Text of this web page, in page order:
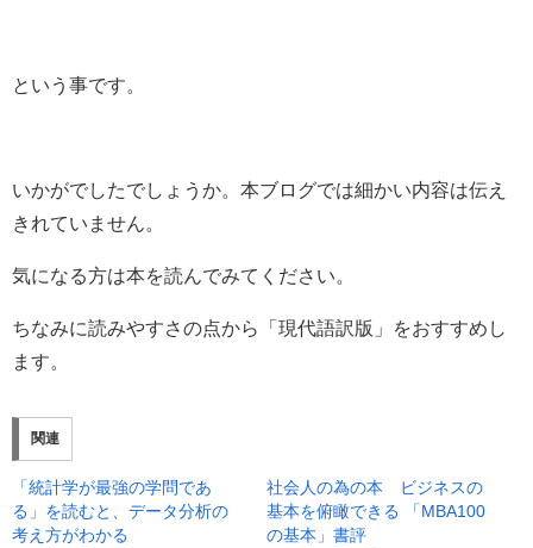
という事です。
いかがでしたでしょうか。本ブログでは細かい内容は伝え
きれていません。
気になる方は本を読んでみてください。
ちなみに読みやすさの点から「現代語訳版」をおすすめし
ます。
関連
「統計学が最強の学問であ
る」を読むと、データ分析の
考え方がわかる
社会人の為の本 ビジネスの
基本を俯瞰できる 「MBA100
の基本」書評